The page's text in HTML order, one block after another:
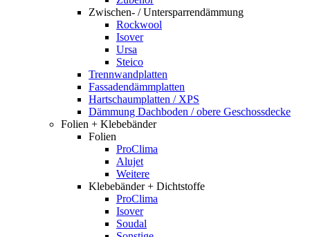
Zwischen- / Untersparrendämmung
Rockwool
Isover
Ursa
Steico
Trennwandplatten
Fassadendämmplatten
Hartschaumplatten / XPS
Dämmung Dachboden / obere Geschossdecke
Folien + Klebebänder
Folien
ProClima
Alujet
Weitere
Klebebänder + Dichtstoffe
ProClima
Isover
Soudal